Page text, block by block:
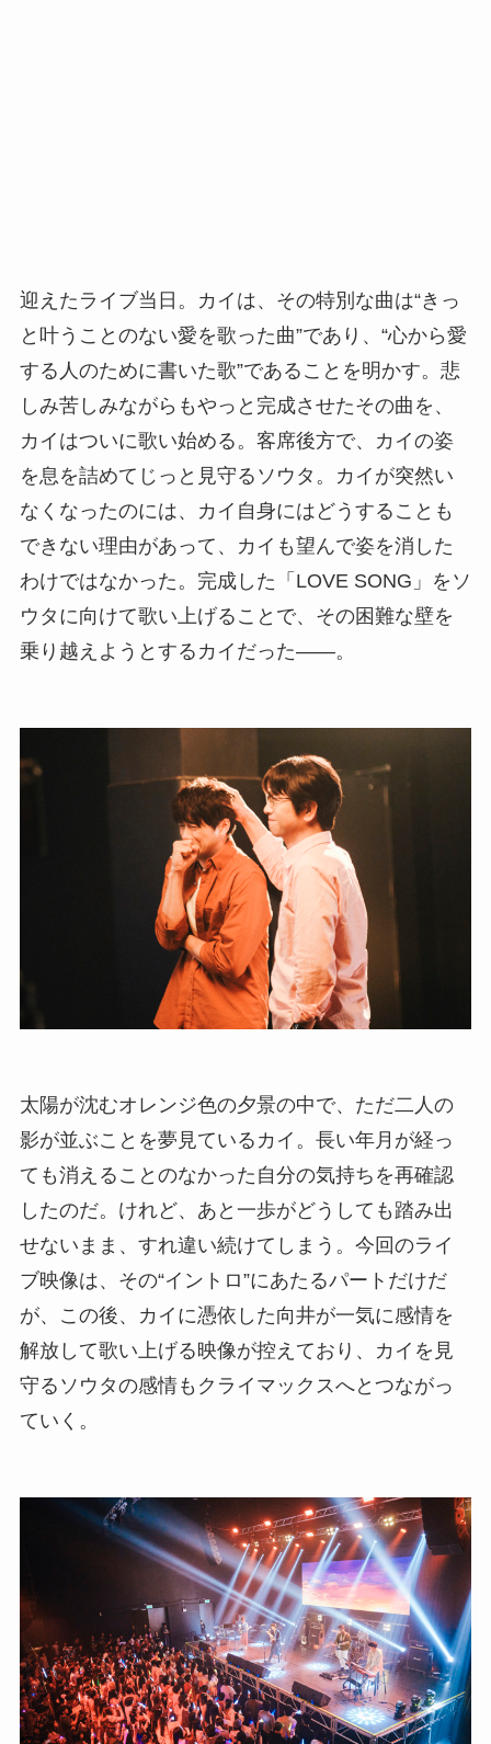
迎えたライブ当日。カイは、その特別な曲は“きっ
と叶うことのない愛を歌った曲”であり、“心から愛
する人のために書いた歌”であることを明かす。悲
しみ苦しみながらもやっと完成させたその曲を、
カイはついに歌い始める。客席後方で、カイの姿
を息を詰めてじっと見守るソウタ。カイが突然い
なくなったのには、カイ自身にはどうすることも
できない理由があって、カイも望んで姿を消した
わけではなかった。完成した「LOVE SONG」をソ
ウタに向けて歌い上げることで、その困難な壁を
乗り越えようとするカイだった――。
太陽が沈むオレンジ色の夕景の中で、ただ二人の
影が並ぶことを夢見ているカイ。長い年月が経っ
ても消えることのなかった自分の気持ちを再確認
したのだ。けれど、あと一歩がどうしても踏み出
せないまま、すれ違い続けてしまう。今回のライ
ブ映像は、その“イントロ”にあたるパートだけだ
が、この後、カイに憑依した向井が一気に感情を
解放して歌い上げる映像が控えており、カイを見
守るソウタの感情もクライマックスへとつながっ
ていく。